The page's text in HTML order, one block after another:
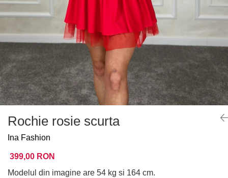
Rochie rosie scurta
Ina Fashion
399,00 RON
Modelul din imagine are 54 kg si 164 cm.